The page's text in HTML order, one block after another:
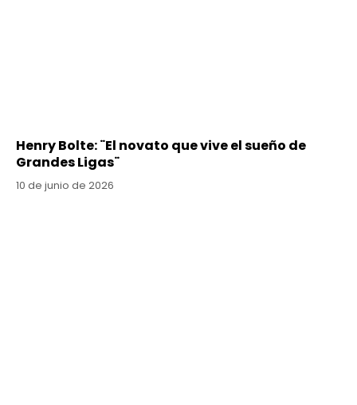
Henry Bolte: ¨El novato que vive el sueño de
Grandes Ligas¨
10 de junio de 2026